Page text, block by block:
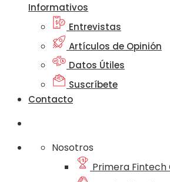
Informativos
Entrevistas
Artículos de Opinión
Datos Útiles
Suscríbete
Contacto
Nosotros
Primera